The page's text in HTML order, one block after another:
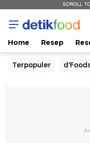
SCROLL
Home Resep
Terpopuler